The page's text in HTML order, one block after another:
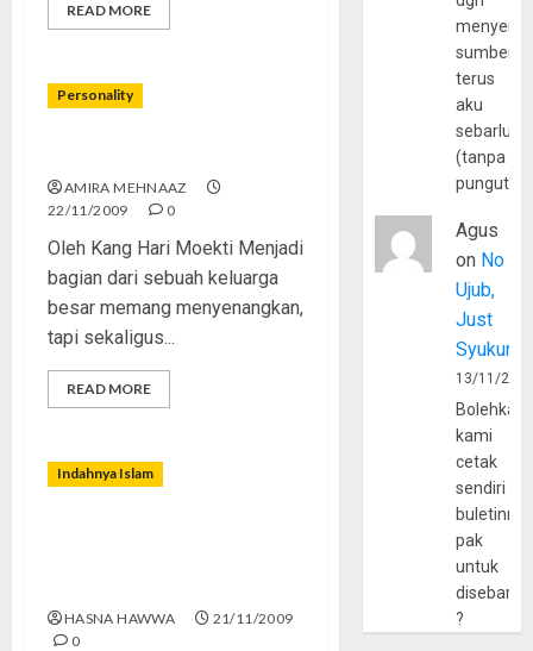
READ MORE
Personality
AMIRA MEHNAAZ
22/11/2009
0
Oleh Kang Hari Moekti Menjadi
bagian dari sebuah keluarga
besar memang menyenangkan,
tapi sekaligus...
READ MORE
Indahnya Islam
HASNA HAWWA
21/11/2009
0
sumber
terus
aku
(tanpa
Agus
on No
Ujub,
Just
Syukur
13/11/
Bolehkah
kami
cetak
sendiri
pak
untuk
?